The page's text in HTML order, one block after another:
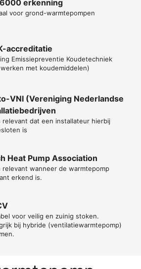
6000 erkenning
voor grond-warmtepompen
accreditatie
Emissiepreventie Koudetechniek
met koudemiddelen)
VNI (Vereniging Nederlandse
relevant dat een installateur hierbij
is
Heat Pump Association
relevant wanneer de warmtepomp
erkend is.
voor veilig en zuinig stoken.
bij hybride (ventilatiewarmtepomp)